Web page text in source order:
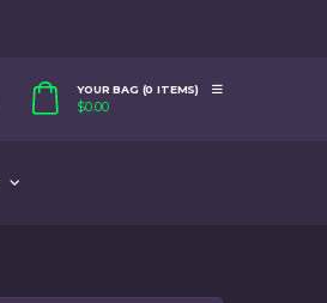
YOUR BAG (0 ITEMS)
$0.00